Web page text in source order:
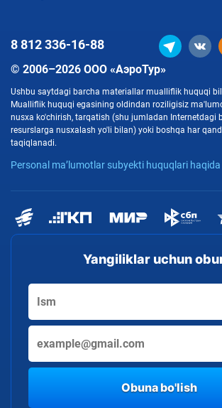
Yangiliklar uchun
Obuna bo'lish
© 2006–2026 ООО «АэроТур»
Ushbu saytdagi barcha materiallar mualliflik huquqi
Mualliflik huquqi egasining oldindan roziligisiz
nusxa ko'chirish, tarqatish (shu jumladan Internetdagi
resurslarga nusxalash yo'li bilan) yoki boshqa har
taqiqlanadi.
Personal ma’lumotlar subyekti huquqlari haqida
8 812336-16-88